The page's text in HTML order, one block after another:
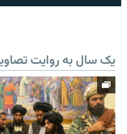
یک سال به روایت